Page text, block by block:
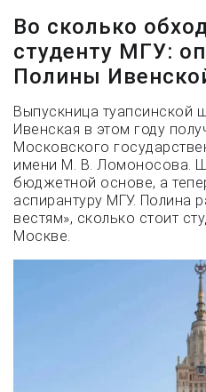
Во сколько
студенту МГУ:
Полины
Выпускница туапсинской
Ивенская в этом году
Московского
имени М. В. Ломоносова.
бюджетной основе, а
аспирантуру МГУ. Полина
вестям», сколько стоит
Москве.